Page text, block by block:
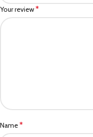
Your review*
Name*